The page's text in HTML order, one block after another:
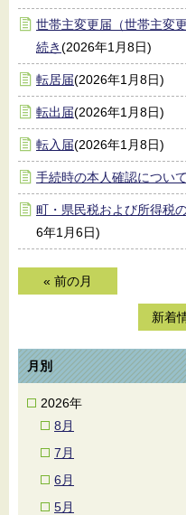
世帯主変更届（世帯主変
続き(2026年1月8日)
転居届(2026年1月8日)
転出届(2026年1月8日)
転入届(2026年1月8日)
手続時の本人確認について
町・県民税および所得税
6年1月6日)
« 前の月
新着
月別
2026年
8月
7月
6月
5月